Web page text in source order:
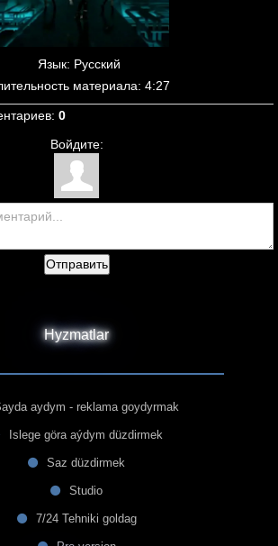
Язык: Русский
материала: 4:27
: 0
Войдите:
Отправить
Hyzmatlar
aydym - reklama goydyrmak
Islege göra aýdym düzdirmek
Saz düzdirmek
Studio
7/24 Tehniki goldag